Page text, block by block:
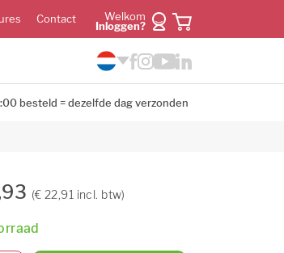
Contact
Welkom
Inloggen?
besteld = dezelfde dag verzonden
(€ 22,91 incl. btw)